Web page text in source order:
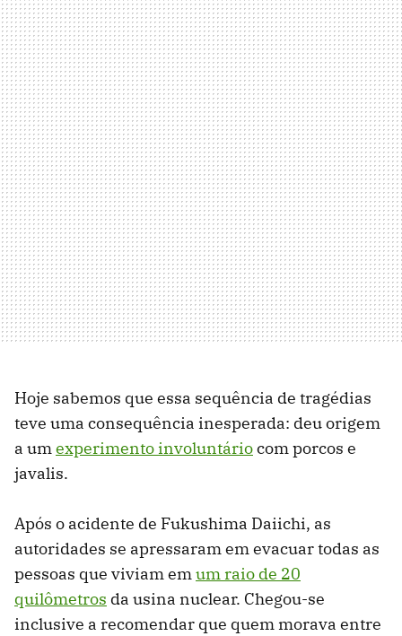
Hoje sabemos que essa sequência de tragédias
teve uma consequência inesperada: deu origem
a umexperimento involuntáriocom porcos e
javalis.
Após o acidente de Fukushima Daiichi, as
autoridades se apressaram em evacuar todas as
pessoas que viviam emum raio de 20
quilômetros da usina nuclear. Chegou-se
inclusive a recomendar que quem morava entre